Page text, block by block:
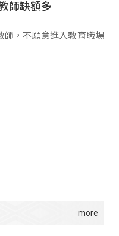
師缺額多
師，不願意進入教育職場